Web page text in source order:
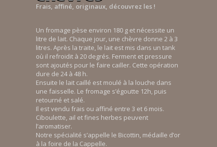
Frais, affiné, originaux, découvrez les !
Un fromage pèse environ 180 g et nécessite un
litre de lait. Chaque jour, une chèvre donne 2 à 3
litres. Après la traite, le lait est mis dans un tank
où il refroidit à 20 degrés. Ferment et pressure
sont ajoutés pour le faire cailler. Cette opération
dure de 24 à 48 h.
Ensuite le lait caillé est moulé à la louche dans
une faisselle. Le fromage s’égoutte 12h, puis
retourné et salé.
Il est vendu frais ou affiné entre 3 et 6 mois.
Ciboulette, ail et fines herbes peuvent
l’aromatiser.
Notre spécialité s’appelle le Bicottin, médaille d’or
à la foire de la Cappelle.